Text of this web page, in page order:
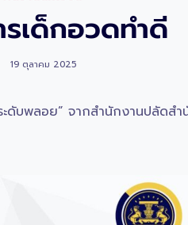
รเด็กอวดทำดี
19 ตุลาคม 2025
ดับพลอย” จากสำนักงานปลัดส